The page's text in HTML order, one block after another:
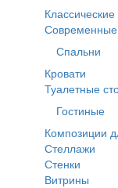
Классические
Современные
Спальни
Кровати
Туалетные
Гостиные
Композиции
Стеллажи
Стенки
Витрины